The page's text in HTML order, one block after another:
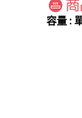
容量 :